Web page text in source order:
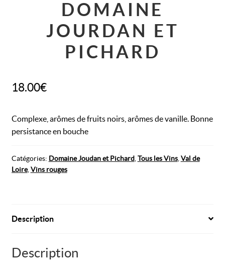
DOMAINE
JOURDAN ET
PICHARD
18.00€
Complexe, arômes de fruits noirs, arômes de vanille. Bonne
persistance en bouche
Catégories : Domaine Joudan et Pichard, Tous les Vins, Val de
Loire, Vins rouges
Description
Description